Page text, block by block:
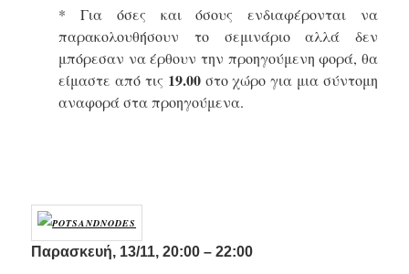
* Για όσες και όσους ενδιαφέρονται να
παρακολουθήσουν το σεμινάριο αλλά δεν
μπόρεσαν να έρθουν την προηγούμενη φορά, θα
είμαστε από τις 19.00στο χώρο για μια σύντομη
αναφορά στα προηγούμενα.
Παρασκευή, 13/11, 20:00 – 22:00